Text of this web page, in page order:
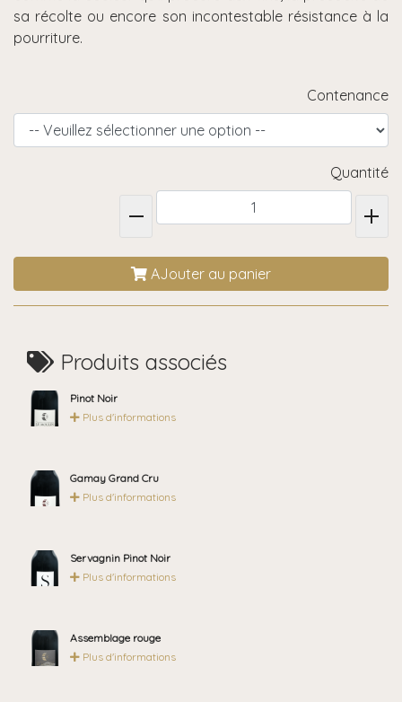
sa récolte ou encore son incontestable résistance à la
pourriture.
Contenance
Quantité
AJouter au panier
Produits associés
Pinot Noir
Plus d'informations
Gamay Grand Cru
Plus d'informations
Servagnin Pinot Noir
Plus d'informations
Assemblage rouge
Plus d'informations